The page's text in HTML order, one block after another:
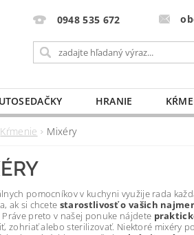
0948 535 672
HRANIE
Kŕmenie Mixéry
pomocníkov v kuchyni využije rada
ak si chcete starostlivosť o vašich
Práve preto v našej ponuke nájdete
zohriať alebo sterilizovať. Niektoré mixéry